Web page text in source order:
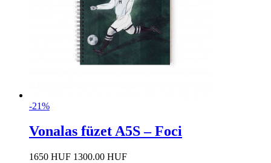
-21%
Vonalas füzet A5S – Foci
1650 HUF 1300.00 HUF